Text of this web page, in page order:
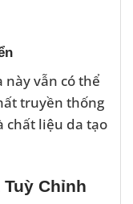
này vẫn có thể
truyền thống
chất liệu da tạo
Chỉnh